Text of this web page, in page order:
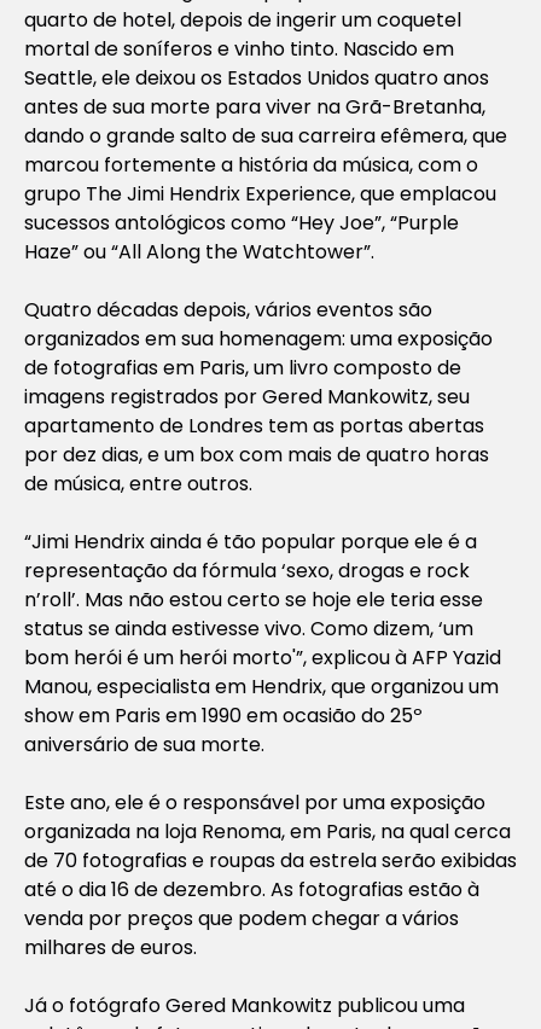
quarto de hotel, depois de ingerir um coquetel
mortal de soníferos e vinho tinto. Nascido em
Seattle, ele deixou os Estados Unidos quatro anos
antes de sua morte para viver na Grã-Bretanha,
dando o grande salto de sua carreira efêmera, que
marcou fortemente a história da música, com o
grupo The Jimi Hendrix Experience, que emplacou
sucessos antológicos como “Hey Joe”, “Purple
Haze” ou “All Along the Watchtower”.
Quatro décadas depois, vários eventos são
organizados em sua homenagem: uma exposição
de fotografias em Paris, um livro composto de
imagens registrados por Gered Mankowitz, seu
apartamento de Londres tem as portas abertas
por dez dias, e um box com mais de quatro horas
de música, entre outros.
“Jimi Hendrix ainda é tão popular porque ele é a
representação da fórmula ‘sexo, drogas e rock
n’roll’. Mas não estou certo se hoje ele teria esse
status se ainda estivesse vivo. Como dizem, ‘um
bom herói é um herói morto'”, explicou à AFP Yazid
Manou, especialista em Hendrix, que organizou um
show em Paris em 1990 em ocasião do 25º
aniversário de sua morte.
Este ano, ele é o responsável por uma exposição
organizada na loja Renoma, em Paris, na qual cerca
de 70 fotografias e roupas da estrela serão exibidas
até o dia 16 de dezembro. As fotografias estão à
venda por preços que podem chegar a vários
milhares de euros.
Já o fotógrafo Gered Mankowitz publicou uma